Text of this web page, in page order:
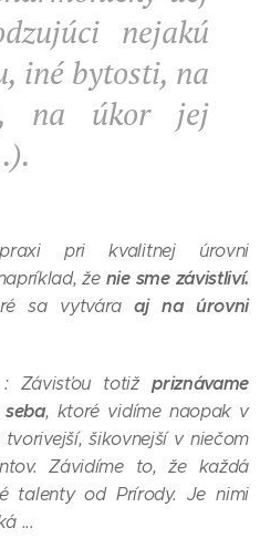
nejakú
iné bytosti, na
na úkor jej
pri kvalitnej úrovni
že nie sme závistliví.
sa vytváraaj na úrovni
Závisťou totižpriznávame
, ktoré vidíme naopak v
šikovnejší v niečom
Závidíme to, že každá
talenty od Prírody. Je nimi
...